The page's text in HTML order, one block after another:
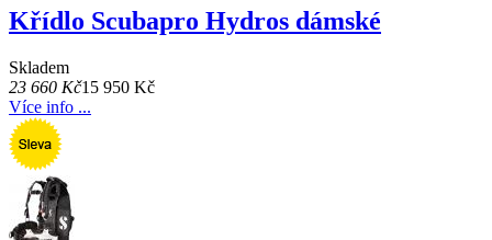
Křídlo Scubapro Hydros dámské
Skladem
23 660 Kč15 950 Kč
Více info ...